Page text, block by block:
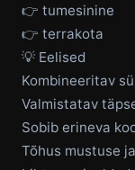
👉 tumesinine
👉 terrakota
💡 Eelised
Kombineeritav
Valmistatav
Sobib erineva
Tõhus mustuse